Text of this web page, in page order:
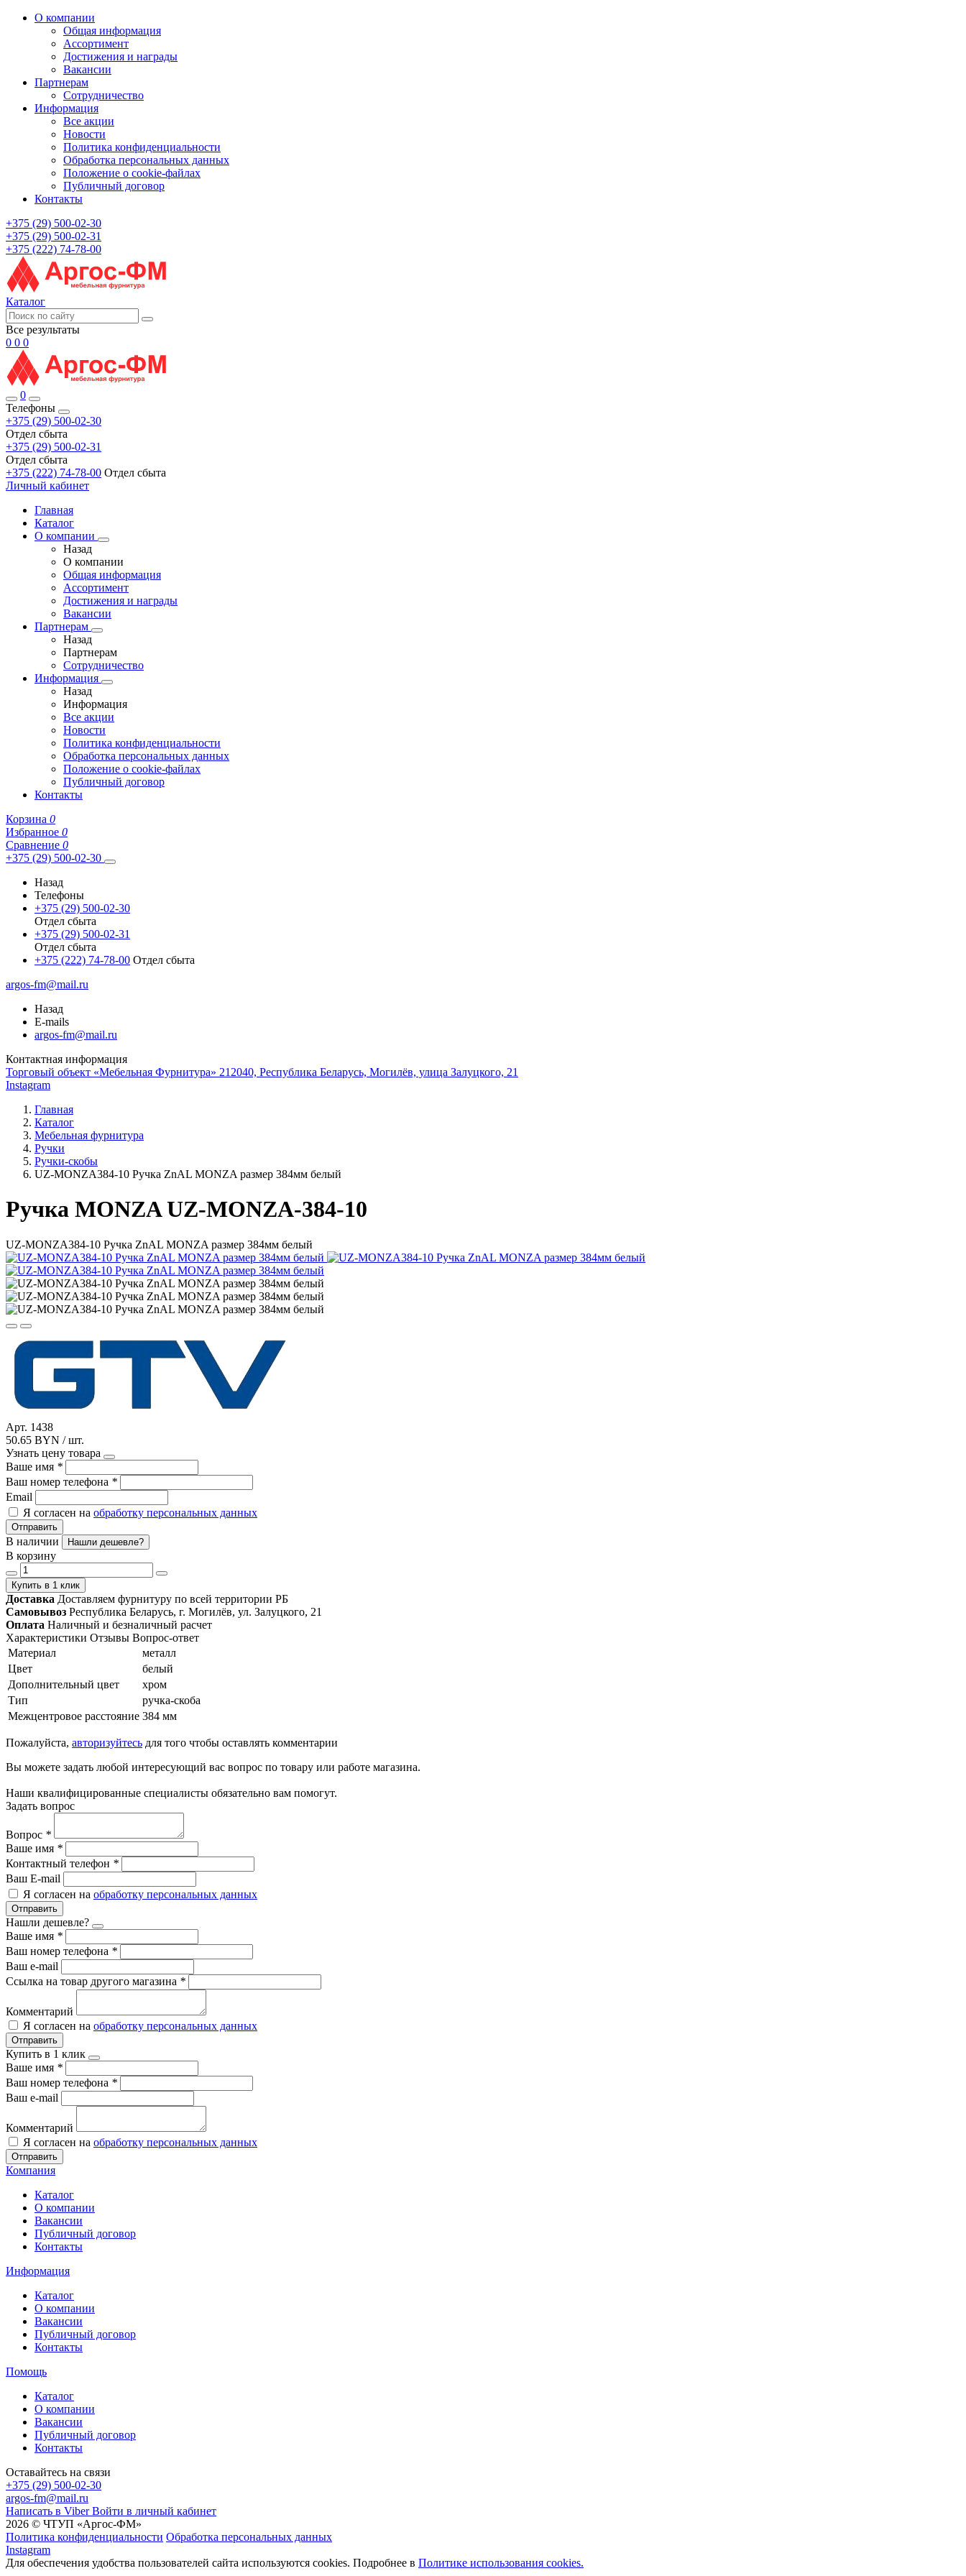
О компании
Общая информация
Ассортимент
Достижения и награды
Вакансии
Партнерам
Сотрудничество
Информация
Все акции
Новости
Политика конфиденциальности
Обработка персональных данных
Положение о cookie-файлах
Публичный договор
Контакты
+375 (29) 500-02-30
+375 (29) 500-02-31
+375 (222) 74-78-00
Каталог
Все результаты
0 0 0
0
Телефоны
+375 (29) 500-02-30
Отдел сбыта
+375 (29) 500-02-31
Отдел сбыта
+375 (222) 74-78-00 Отдел сбыта
Личный кабинет
Главная
Каталог
О компании
Назад
О компании
Общая информация
Ассортимент
Достижения и награды
Вакансии
Партнерам
Назад
Партнерам
Сотрудничество
Информация
Назад
Информация
Все акции
Новости
Политика конфиденциальности
Обработка персональных данных
Положение о cookie-файлах
Публичный договор
Контакты
Корзина 0
Избранное 0
Сравнение 0
+375 (29) 500-02-30
Назад
Телефоны
+375 (29) 500-02-30
Отдел сбыта
+375 (29) 500-02-31
Отдел сбыта
+375 (222) 74-78-00 Отдел сбыта
argos-fm@mail.ru
Назад
E-mails
argos-fm@mail.ru
Контактная информация
Торговый объект «Мебельная Фурнитура» 212040, Республика Беларусь, Могилёв, улица Залуцкого, 21
Instagram
Главная
Каталог
Мебельная фурнитура
Ручки
Ручки-скобы
UZ-MONZA384-10 Ручка ZnAL MONZA размер 384мм белый
Ручка MONZA UZ-MONZA-384-10
UZ-MONZA384-10 Ручка ZnAL MONZA размер 384мм белый
Арт. 1438
50.65 BYN / шт.
Узнать цену товара
Ваше имя *
Ваш номер телефона *
Email
Я согласен на обработку персональных данных
Отправить
В наличии Нашли дешевле?
В корзину
Купить в 1 клик
Доставка Доставляем фурнитуру по всей территории РБ
Самовывоз Республика Беларусь, г. Могилёв, ул. Залуцкого, 21
Оплата Наличный и безналичный расчет
Характеристики Отзывы Вопрос-ответ
Материал
металл
Цвет
белый
Дополнительный цвет
хром
Тип
ручка-скоба
Межцентровое расстояние 384 мм
Пожалуйста, авторизуйтесь для того чтобы оставлять комментарии
Вы можете задать любой интересующий вас вопрос по товару или работе магазина.
Наши квалифицированные специалисты обязательно вам помогут.
Задать вопрос
Вопрос *
Ваше имя *
Контактный телефон *
Ваш E-mail
Я согласен на обработку персональных данных
Отправить
Нашли дешевле?
Ваше имя *
Ваш номер телефона *
Ваш e-mail
Ссылка на товар другого магазина *
Комментарий
Я согласен на обработку персональных данных
Отправить
Купить в 1 клик
Ваше имя *
Ваш номер телефона *
Ваш e-mail
Комментарий
Я согласен на обработку персональных данных
Отправить
Компания
Каталог
О компании
Вакансии
Публичный договор
Контакты
Информация
Каталог
О компании
Вакансии
Публичный договор
Контакты
Помощь
Каталог
О компании
Вакансии
Публичный договор
Контакты
Оставайтесь на связи
+375 (29) 500-02-30
argos-fm@mail.ru
Написать в Viber Войти в личный кабинет
2026 © ЧТУП «Аргос-ФМ»
Политика конфиденциальности Обработка персональных данных
Instagram
Для обеспечения удобства пользователей сайта используются cookies. Подробнее в Политике использования cookies.